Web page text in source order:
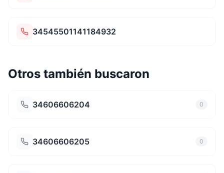
34545501141184932
Otros también buscaron
34606606204 0
34606606205 0